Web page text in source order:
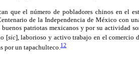
que el número de pobladores chinos en el
de la Independencia de México con
patriotas mexicanos y por su actividad
[sic], laborioso y activo trabajo en el comercio
por un tapachulteco. 12